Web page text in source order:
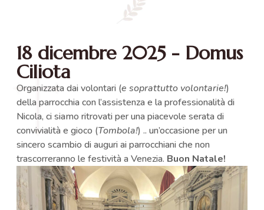
18 dicembre 2025 - Domus
Ciliota
Organizzata dai volontari (e soprattutto volontarie!)
della parrocchia con l’assistenza e la professionalità di
Nicola, ci siamo ritrovati per una piacevole serata di
convivialità e gioco (Tombola!) .. un’occasione per un
sincero scambio di auguri ai parrocchiani che non
trascorreranno le festività a Venezia. Buon Natale!